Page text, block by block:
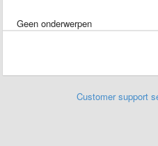
Geen onderwerpen
Customer support